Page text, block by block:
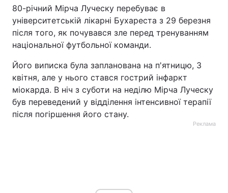
80-річний Мірча Луческу перебуває в
університетській лікарні Бухареста з 29 березня
після того, як почувався зле перед тренуванням
національної футбольної команди.
Його виписка була запланована на п'ятницю, 3
квітня, але у нього стався гострий інфаркт
міокарда. В ніч з суботи на неділю Мірча Луческу
був переведений у відділення інтенсивної терапії
після погіршення його стану.
Реклама